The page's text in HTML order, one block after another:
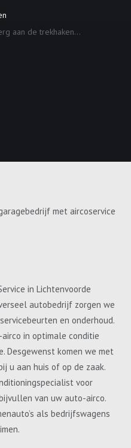
aan de trekhaken...
met aircoservice
in Lichtenvoorde
autobedrijf zorgen we
en onderhoud.
in optimale conditie
Desgewenst komen we met
u aan huis of op de zaak.
voor
van uw auto-airco.
als bedrijfswagens